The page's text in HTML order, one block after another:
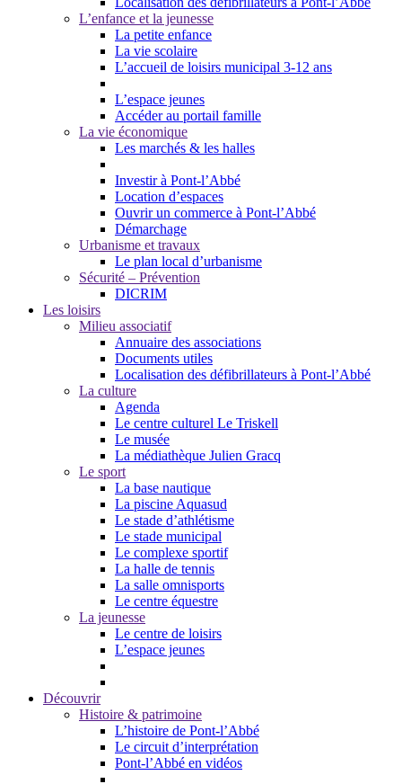
L’enfance et la jeunesse
La petite enfance
La vie scolaire
L’accueil de loisirs municipal 3-12 ans
L’espace jeunes
Accéder au portail famille
La vie économique
Les marchés & les halles
Investir à Pont-l’Abbé
Location d’espaces
Ouvrir un commerce à Pont-l’Abbé
Démarchage
Urbanisme et travaux
Le plan local d’urbanisme
Sécurité – Prévention
DICRIM
Les loisirs
Milieu associatif
Annuaire des associations
Documents utiles
Localisation des défibrillateurs à Pont-l’Abbé
La culture
Agenda
Le centre culturel Le Triskell
Le musée
La médiathèque Julien Gracq
Le sport
La base nautique
La piscine Aquasud
Le stade d’athlétisme
Le stade municipal
Le complexe sportif
La halle de tennis
La salle omnisports
Le centre équestre
La jeunesse
Le centre de loisirs
L’espace jeunes
Découvrir
Histoire & patrimoine
L’histoire de Pont-l’Abbé
Le circuit d’interprétation
Pont-l’Abbé en vidéos